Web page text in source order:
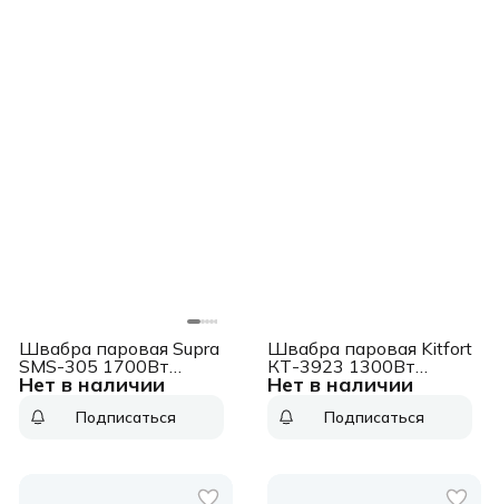
Нет в наличии
Швабра паровая Supra
SMS-305 1700Вт
белый/голубой
Подписаться
Нет в наличии
Швабра паровая Kitfort
КТ-3923 1300Вт
черный/оранжевый
Подписаться